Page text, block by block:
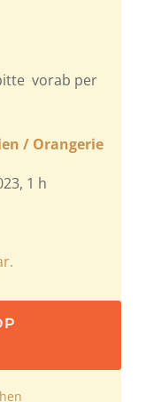
vorab per
/ Orangerie
1 h